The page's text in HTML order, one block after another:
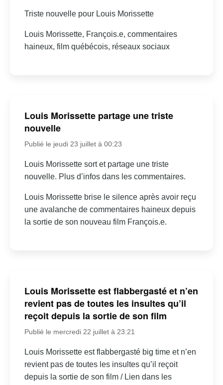
Triste nouvelle pour Louis Morissette
Louis Morissette, François.e, commentaires
haineux, film québécois, réseaux sociaux
Louis Morissette partage une triste
nouvelle
Publié le jeudi 23 juillet à 00:23
Louis Morissette sort et partage une triste
nouvelle. Plus d’infos dans les commentaires.
Louis Morissette brise le silence après avoir reçu
une avalanche de commentaires haineux depuis
la sortie de son nouveau film François.e.
Louis Morissette est flabbergasté et n’en
revient pas de toutes les insultes qu’il
reçoit depuis la sortie de son film
Publié le mercredi 22 juillet à 23:21
Louis Morissette est flabbergasté big time et n’en
revient pas de toutes les insultes qu’il reçoit
depuis la sortie de son film / Lien dans les